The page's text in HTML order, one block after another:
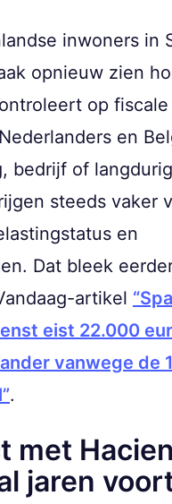
inwoners in
opnieuw zien
op fiscale
en
bedrijf of
steeds vaker
en
Dat bleek
artikel
eist 22.000
vanwege de
.
met
jaren